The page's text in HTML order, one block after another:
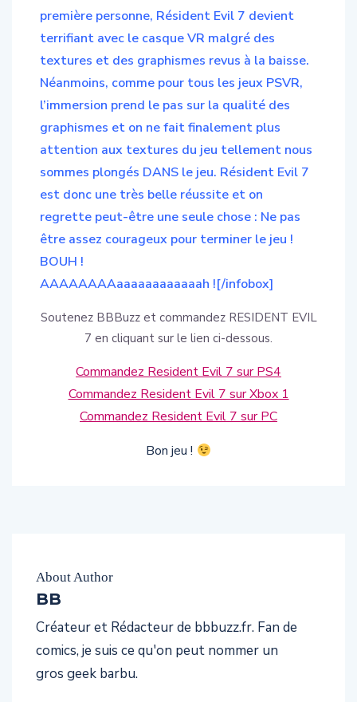
première personne, Résident Evil 7 devient
terrifiant avec le casque VR malgré des
textures et des graphismes revus à la baisse.
Néanmoins, comme pour tous les jeux PSVR,
l’immersion prend le pas sur la qualité des
graphismes et on ne fait finalement plus
attention aux textures du jeu tellement nous
sommes plongés DANS le jeu. Résident Evil 7
est donc une très belle réussite et on
regrette peut-être une seule chose : Ne pas
être assez courageux pour terminer le jeu !
BOUH !
AAAAAAAAaaaaaaaaaaaah ![/infobox]
Soutenez BBBuzz et commandez RESIDENT EVIL
7 en cliquant sur le lien ci-dessous.
Commandez Resident Evil 7 sur PS4
Commandez Resident Evil 7 sur Xbox 1
Commandez Resident Evil 7 sur PC
Bon jeu !
About Author
BB
Créateur et Rédacteur de bbbuzz.fr. Fan de
comics, je suis ce qu'on peut nommer un
gros geek barbu.